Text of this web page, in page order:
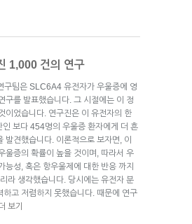
1,000 건의 연구
구팀은 SLC6A4 유전자가 우울증에 영
구를 발표했습니다. 그 시절에는 이 정
이었습니다. 연구진은 이 유전자의 한
보다 454명의 우울증 환자에게 더 흔
발견했습니다. 이론적으로 보자면, 이
울증의 확률이 높을 것이며, 따라서 우
능성, 혹은 항우울제에 대한 반응 까지
라 생각했습니다. 당시에는 유전자 분
하고 저렴하지 못했습니다. 때문에 연구
보기